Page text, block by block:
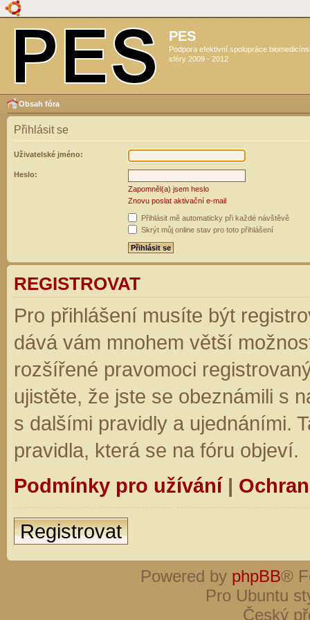
PES
Podpora efektivní spolupráce
sféry 2009 - 2012
Obsah fóra
Přihlásit se
Uživatelské jméno:
Heslo:
Zapomněl(a) jsem heslo
Znovu poslat aktivační e-mail
Přihlásit mě automaticky při každé návštěvě
Skrýt můj online stav pro toto přihlášení
REGISTROVAT
Pro přihlášení musíte být
dává vám mnohem větší
rozšířené pravomoci
ujistěte, že jste se obeznámili s
s dalšími pravidly a ujednáními.
pravidla, která se na fóru objeví.
Podmínky pro užívání|
Registrovat
Powered by phpBB®
Pro Ubuntu
Český